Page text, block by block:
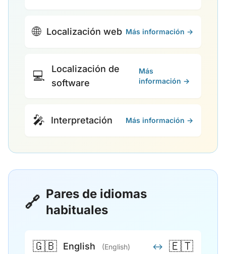
🌐 Localización web Más información →
💻
Localización de
software
Más
información →
🎤 Interpretación Más información →
🔗 Pares de idiomas
habituales
🇬🇧 English (English) ↔ 🇪🇹